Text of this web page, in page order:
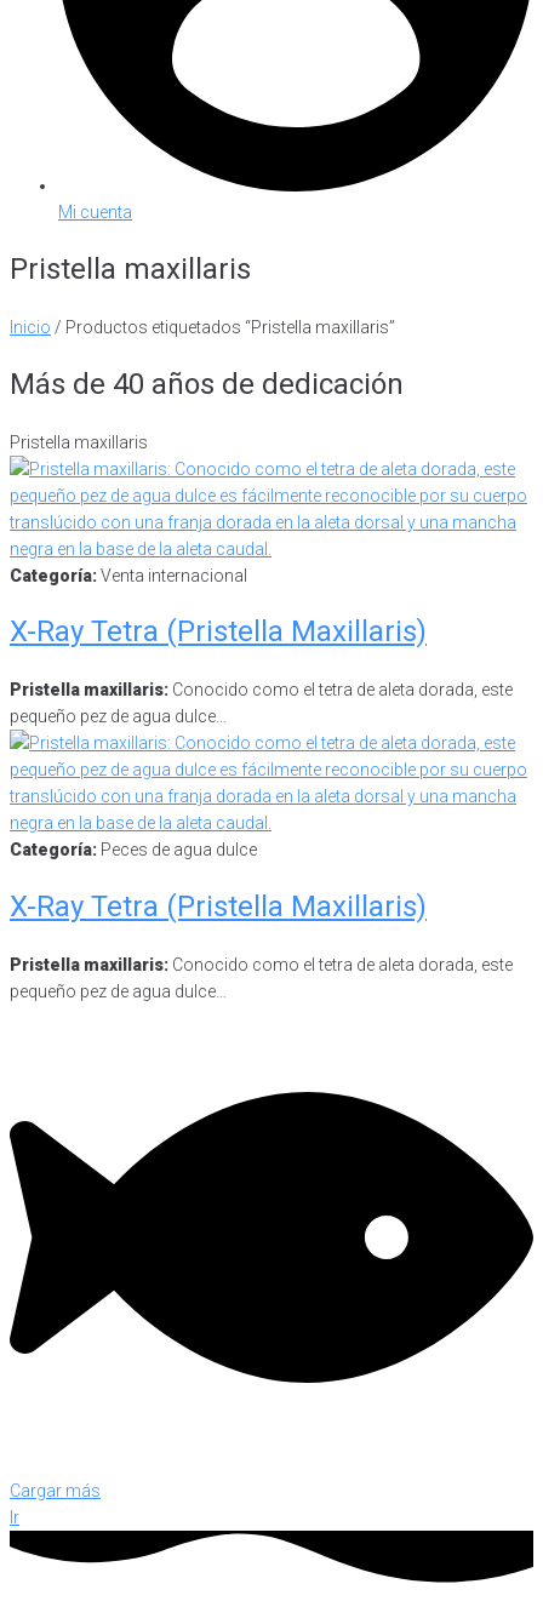
Mi cuenta
Pristella maxillaris
Inicio / Productos etiquetados “Pristella maxillaris”
Más de 40 años de dedicación
Pristella maxillaris
Categoría:Venta internacional
X-Ray Tetra (Pristella Maxillaris)
Pristella maxillaris: Conocido como el tetra de aleta dorada, este
pequeño pez de agua dulce…
Categoría: Peces de agua dulce
X-Ray Tetra (Pristella Maxillaris)
Pristella maxillaris: Conocido como el tetra de aleta dorada, este
pequeño pez de agua dulce…
Cargar más
Ir